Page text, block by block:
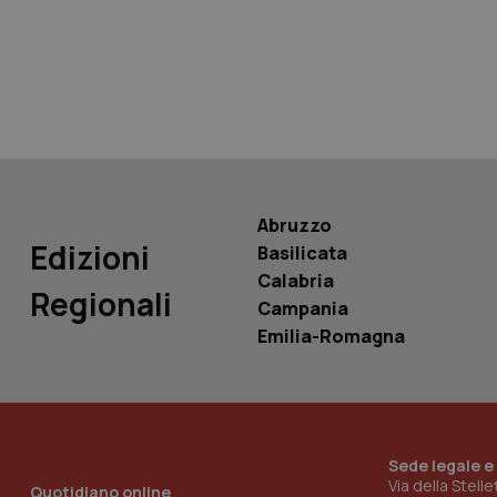
Edizioni
Regionali
Abruzzo
Basilicata
Calabria
Campania
Emilia-Romagna
Quotidiano online
Sede legale
Via della
_ga_KM60CM4NPH